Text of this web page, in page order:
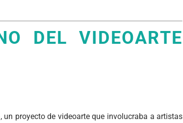
DEL VIDEOARTE
proyecto de videoarte que involucraba a artistas